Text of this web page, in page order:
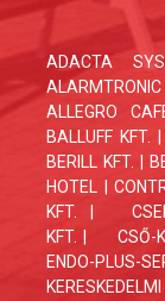
ADACTA
ALLEGRO
BALLUFF KFT.
BERILL KFT. |
HOTEL |
KFT. |
KFT.
CSŐ-
ENDO-PLUS-
KERESKEDELMI